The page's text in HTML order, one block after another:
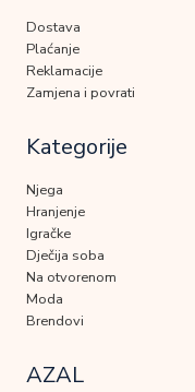
Dostava
Plaćanje
Reklamacije
Zamjena i povrati
Kategorije
Njega
Hranjenje
Igračke
Dječija soba
Na otvorenom
Moda
Brendovi
AZAL